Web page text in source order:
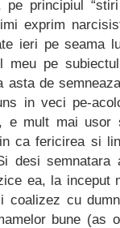
pe principiul
exprim
ieri pe seama
meu pe
de
in veci pe-
e mult mai usor
ca fericirea si
desi semnatara
ea, la inceput
coalizez cu
bune (as